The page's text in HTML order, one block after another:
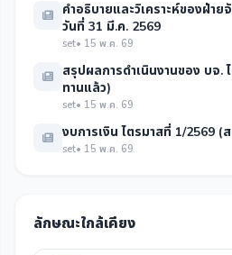
คำอธิบายและวิเคราะห์ของฝ่า
วันที่ 31 มี.ค. 2569
set• 15 พ.ค. 69
สรุปผลการดำเนินงานของ บจ.
ทานแล้ว)
set• 15 พ.ค. 69
งบการเงิน ไตรมาสที่ 1/2569 (
set• 15 พ.ค. 69
ลักษณะใกล้เคียง